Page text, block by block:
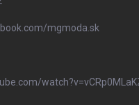
mgmoda.sk